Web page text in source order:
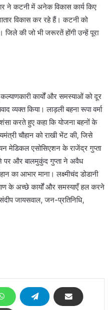
ने कटनी में अनेक विकास कार्य किए
विकास कर रहे हैं। कटनी को
जिले की जो भी जरूरतें होंगी उन्हें पूरा
कार्यों और समस्याओं को दूर
व्यक्त किया। लाड़ली बहना रूपा वर्मा
करते हुए कहा कि योजना बहनों के
चौहान को राखी भेंट की, जिसे
मेडिकल एसोसिएशन के राजेंद्र गुप्ता
पर और बालमुकुंद गुप्ता ने अवैध
का आभार माना। लक्ष्मीचंद डोडानी
के अच्छे कार्यों और समस्याएँ हल करने
जायसवाल, जन-प्रतिनिधि,